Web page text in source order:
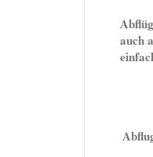
auch